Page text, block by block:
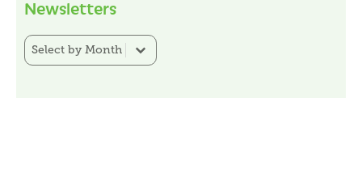
Newsletters
Newsletter Category Filter
Select content